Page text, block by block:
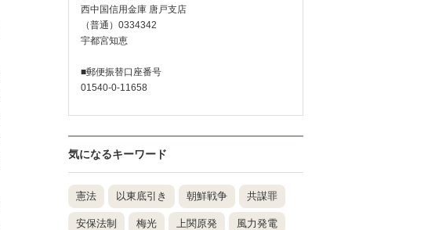
西中国信用金庫 唐戸支店
（普通）0334342
宇都宮知恵
■郵便振替口座番号
01540-0-11658
気になるキーワード
憲法 以東底引き 朝鮮戦争 共謀罪
安保法制 梅光 上関原発 風力発電